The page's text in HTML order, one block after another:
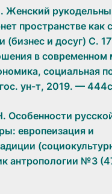
Женский
пространстве как
(бизнес и досуг) С.
в современном
социальная
ун-т, 2019. —
Особенности
европеизация и
антропологии №3